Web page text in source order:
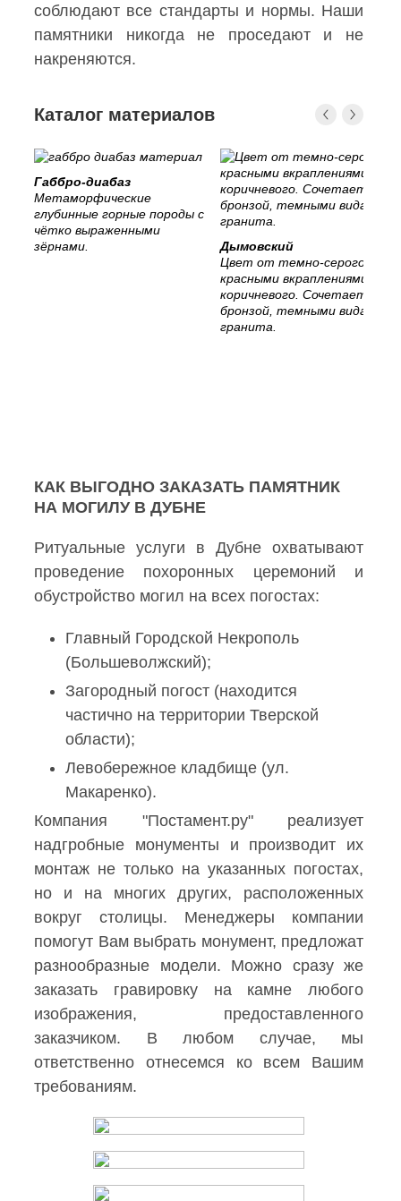
соблюдают все стандарты и нормы. Наши
памятники никогда не проседают и не
накреняются.
Каталог материалов
Габбро-диабаз
Метаморфические
глубинные горные породы с
чётко выраженными
зёрнами.
Дымовский
Цвет от темно-серого с
красными вкраплениями, до
коричневого. Сочетается с
бронзой, темными видами
гранита.
КАК ВЫГОДНО ЗАКАЗАТЬ ПАМЯТНИК
НА МОГИЛУ В ДУБНЕ
Ритуальные услуги в Дубне охватывают
проведение похоронных церемоний и
обустройство могил на всех погостах:
Главный Городской Некрополь
(Большеволжский);
Загородный погост (находится
частично на территории Тверской
области);
Левобережное кладбище (ул.
Макаренко).
Компания "Постамент.ру" реализует
надгробные монументы и производит их
монтаж не только на указанных погостах,
но и на многих других, расположенных
вокруг столицы. Менеджеры компании
помогут Вам выбрать монумент, предложат
разнообразные модели. Можно сразу же
заказать гравировку на камне любого
изображения, предоставленного
заказчиком. В любом случае, мы
ответственно отнесемся ко всем Вашим
требованиям.